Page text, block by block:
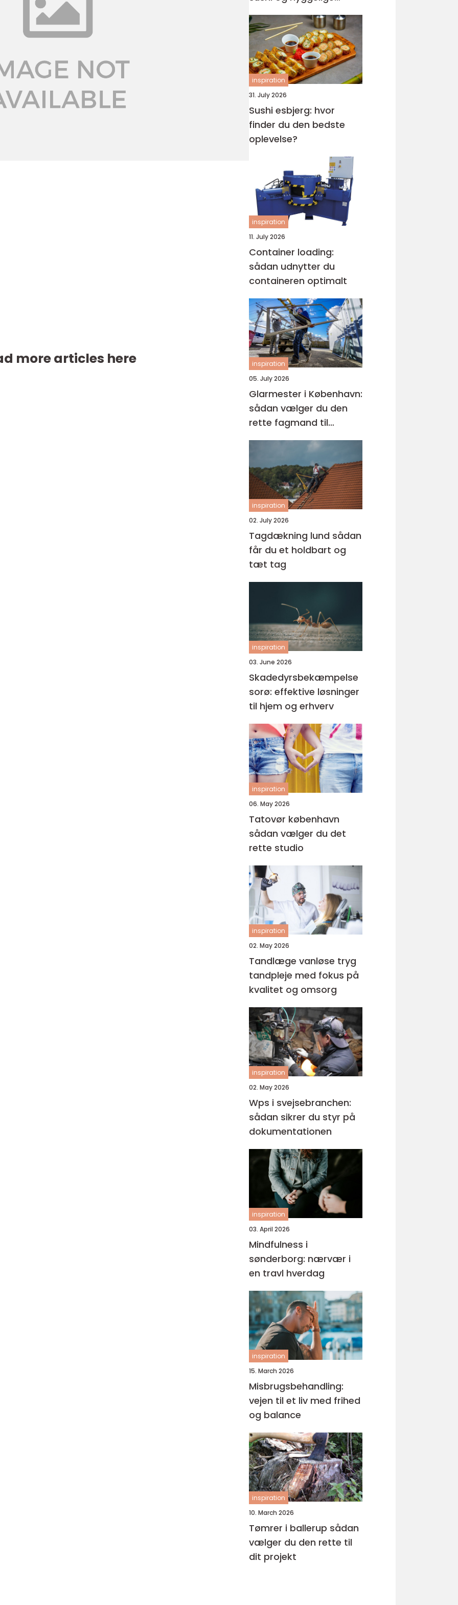
more articles here
rammer
inspiration
31. July 2026
Sushi esbjerg: hvor
finder du den bedste
oplevelse?
inspiration
11. July 2026
Container loading:
sådan udnytter du
containeren optimalt
inspiration
05. July 2026
Glarmester i København:
sådan vælger du den
rette fagmand til
glasopgaver
inspiration
02. July 2026
Tagdækning lund sådan
får du et holdbart og
tæt tag
inspiration
03. June 2026
Skadedyrsbekæmpelse
sorø: effektive løsninger
til hjem og erhverv
inspiration
06. May 2026
Tatovør københavn
sådan vælger du det
rette studio
inspiration
02. May 2026
Tandlæge vanløse tryg
tandpleje med fokus på
kvalitet og omsorg
inspiration
02. May 2026
Wps i svejsebranchen:
sådan sikrer du styr på
dokumentationen
inspiration
03. April 2026
Mindfulness i
sønderborg: nærvær i
en travl hverdag
inspiration
15. March 2026
Misbrugsbehandling:
vejen til et liv med frihed
og balance
inspiration
10. March 2026
Tømrer i ballerup sådan
vælger du den rette til
dit projekt